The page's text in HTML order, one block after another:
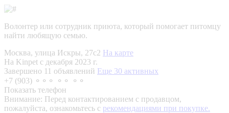
Волонтер или сотрудник приюта, который помогает питомцу
найти любящую семью.
Москва, улица Искры, 27с2 На карте
На Kinpet c декабря 2023 г.
Завершено 11 объявлений Еще 30 активных
+7 (903) ⚬⚬⚬ ⚬⚬ ⚬⚬
Показать телефон
Внимание: Перед контактированием с продавцом,
пожалуйста, ознакомьтесь с рекомендациями при покупке.